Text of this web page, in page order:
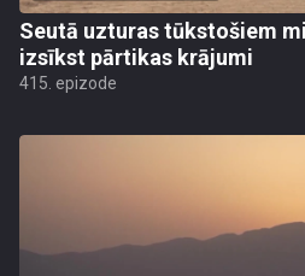
Seutā uzturas tūkstošiem
izsīkst pārtikas krājumi
415. epizode